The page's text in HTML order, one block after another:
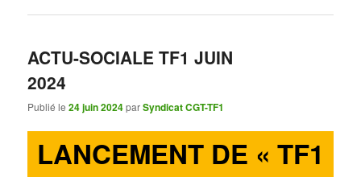
ACTU-SOCIALE TF1 JUIN
2024
Publié le24 juin 2024parSyndicat CGT-TF1
LANCEMENT DE « TF1